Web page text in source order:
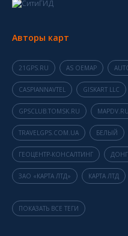
Авторы карт
21GPS.RU AS OEMAP
CASPIANNAVTEL GISKART LLC
GPSCLUB.TOMSK.RU MAPDV.RU
TRAVELGPS.COM.UA БЕЛЫЙ
ГЕОЦЕНТР-КОНСАЛТИНГ
ЗАО «КАРТА ЛТД» КАРТА ЛТД
ПОКАЗАТЬ ВСЕ ТЕГИ